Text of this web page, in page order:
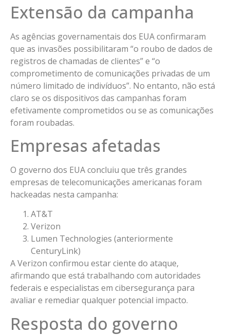
Extensão da campanha
As agências governamentais dos EUA confirmaram
que as invasões possibilitaram “o roubo de dados de
registros de chamadas de clientes” e “o
comprometimento de comunicações privadas de um
número limitado de indivíduos”. No entanto, não está
claro se os dispositivos das campanhas foram
efetivamente comprometidos ou se as comunicações
foram roubadas.
Empresas afetadas
O governo dos EUA concluiu que três grandes
empresas de telecomunicações americanas foram
hackeadas nesta campanha:
AT&T
Verizon
Lumen Technologies (anteriormente
CenturyLink)
A Verizon confirmou estar ciente do ataque,
afirmando que está trabalhando com autoridades
federais e especialistas em cibersegurança para
avaliar e remediar qualquer potencial impacto.
Resposta do governo